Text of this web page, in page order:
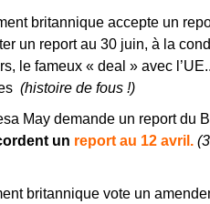
britannique accepte un
un report au 30 juin, à la
le fameux « deal » avec
(histoire de fous !)
May demande un report du
un report au 12 avril.
britannique vote un